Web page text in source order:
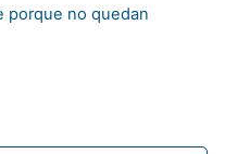
porque no quedan